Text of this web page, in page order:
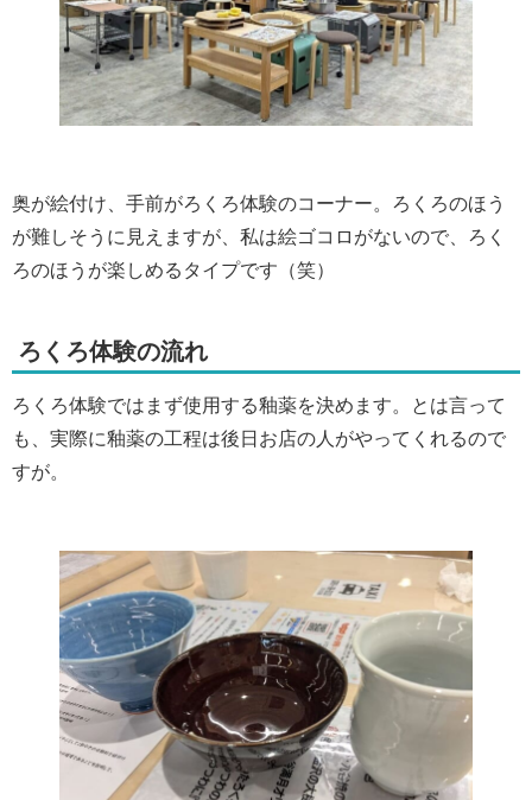
奥が絵付け、手前がろくろ体験のコーナー。ろくろのほう
が難しそうに見えますが、私は絵ゴコロがないので、ろく
ろのほうが楽しめるタイプです（笑）
ろくろ体験の流れ
ろくろ体験ではまず使用する釉薬を決めます。とは言って
も、実際に釉薬の工程は後日お店の人がやってくれるので
すが。